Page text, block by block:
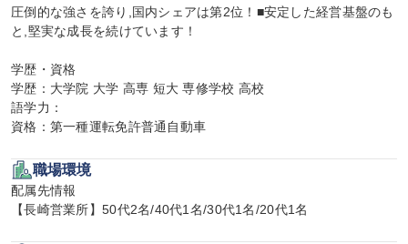
圧倒的な強さを誇り,国内シェアは第2位！■安定した経営基盤のも
と,堅実な成長を続けています！
学歴・資格
学歴：大学院 大学 高専 短大 専修学校 高校
語学力：
資格：第一種運転免許普通自動車
職場環境
配属先情報
【長崎営業所】50代2名/40代1名/30代1名/20代1名